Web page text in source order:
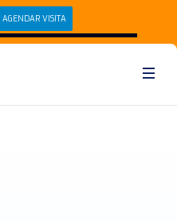
AGENDAR VISITA